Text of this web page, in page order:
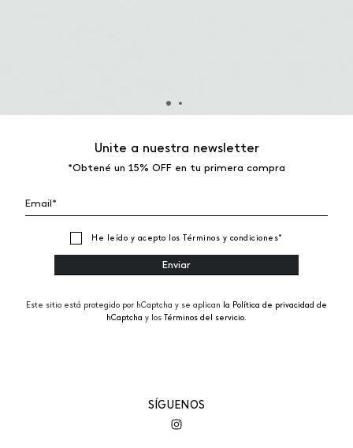
Unite a nuestra newsletter
*Obtené un 15% OFF en tu primera compra
He leído y acepto los Términos y condiciones*
Este sitio está protegido por hCaptcha y se aplican la Política de privacidad de
hCaptcha y los Términos del servicio.
SÍGUENOS